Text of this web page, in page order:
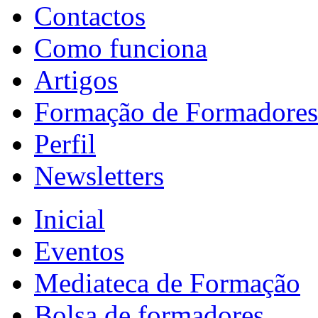
Contactos
Como funciona
Artigos
Formação de Formadores
Perfil
Newsletters
Inicial
Eventos
Mediateca de Formação